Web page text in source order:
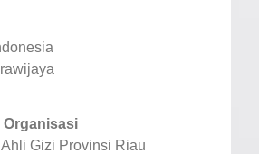
Organisasi
Gizi Provinsi Riau